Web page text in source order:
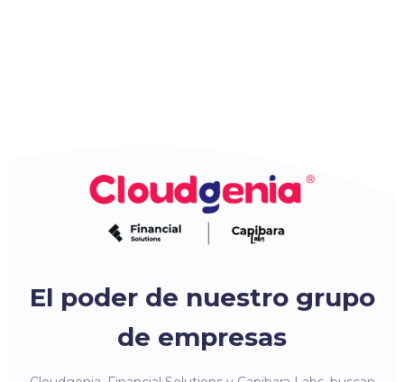
El poder de nuestro grupo
de empresas